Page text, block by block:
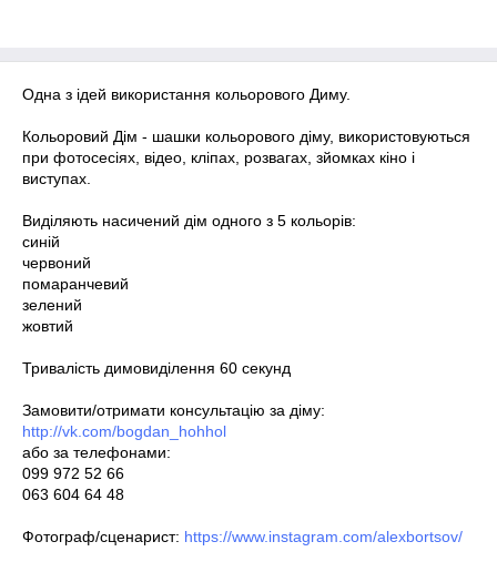
Одна з ідей використання кольорового Диму.
Кольоровий Дім - шашки кольорового діму, використовуються
при фотосесіях, відео, кліпах, розвагах, зйомках кіно і
виступах.
Виділяють насичений дім одного з 5 кольорів:
синій
червоний
помаранчевий
зелений
жовтий
Тривалість димовиділення 60 секунд
Замовити/отримати консультацію за діму:
http://vk.com/bogdan_hohhol
або за телефонами:
099 972 52 66
063 604 64 48
Фотограф/сценарист: https://www.instagram.com/alexbortsov/